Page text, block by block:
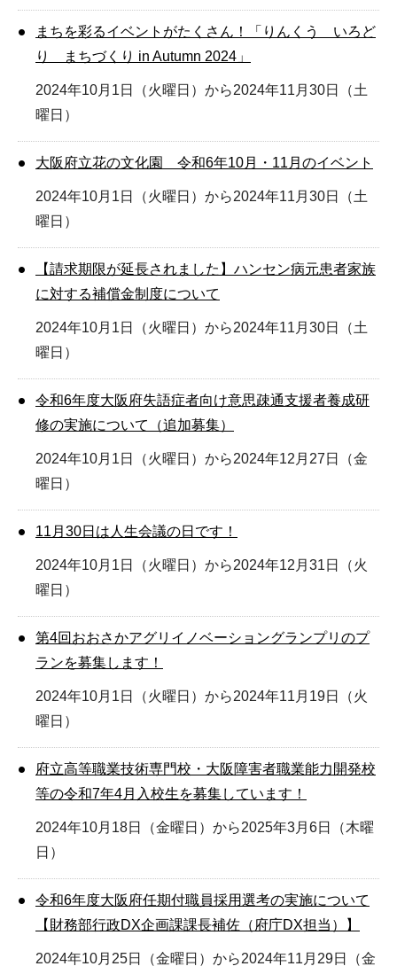
まちを彩るイベントがたくさん！「りんくう いろど
り まちづくり in Autumn 2024」
2024年10月1日（火曜日）から2024年11月30日（土
曜日）
大阪府立花の文化園 令和6年10月・11月のイベント
2024年10月1日（火曜日）から2024年11月30日（土
曜日）
【請求期限が延長されました】ハンセン病元患者家族
に対する補償金制度について
2024年10月1日（火曜日）から2024年11月30日（土
曜日）
令和6年度大阪府失語症者向け意思疎通支援者養成研
修の実施について（追加募集）
2024年10月1日（火曜日）から2024年12月27日（金
曜日）
11月30日は人生会議の日です！
2024年10月1日（火曜日）から2024年12月31日（火
曜日）
第4回おおさかアグリイノベーショングランプリのプ
ランを募集します！
2024年10月1日（火曜日）から2024年11月19日（火
曜日）
府立高等職業技術専門校・大阪障害者職業能力開発校
等の令和7年4月入校生を募集しています！
2024年10月18日（金曜日）から2025年3月6日（木曜
日）
令和6年度大阪府任期付職員採用選考の実施について
【財務部行政DX企画課課長補佐（府庁DX担当）】
2024年10月25日（金曜日）から2024年11月29日（金